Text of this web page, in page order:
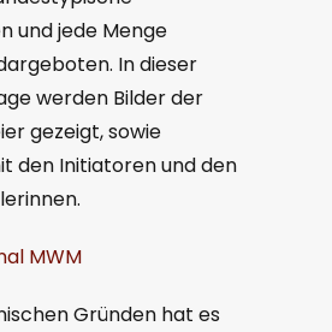
und jede Menge
In dieser
werden Bilder der
gezeigt, sowie
den Initiatoren und den
MWM
Gründen hat es